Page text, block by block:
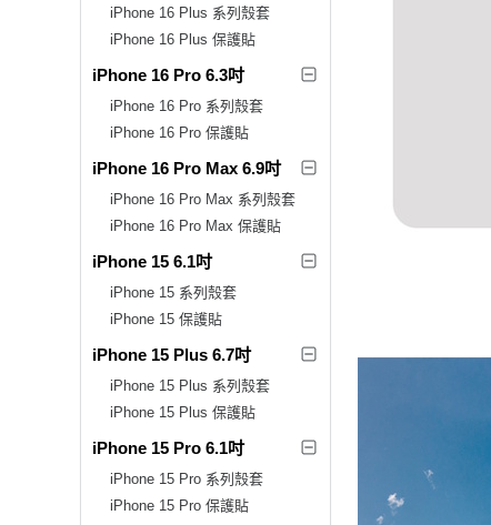
iPhone 16 Plus 系列殼套
iPhone 16 Plus 保護貼
iPhone 16 Pro 6.3吋
iPhone 16 Pro 系列殼套
iPhone 16 Pro 保護貼
iPhone 16 Pro Max 6.9吋
iPhone 16 Pro Max 系列殼套
iPhone 16 Pro Max 保護貼
iPhone 15 6.1吋
iPhone 15 系列殼套
iPhone 15 保護貼
iPhone 15 Plus 6.7吋
iPhone 15 Plus 系列殼套
iPhone 15 Plus 保護貼
iPhone 15 Pro 6.1吋
iPhone 15 Pro 系列殼套
iPhone 15 Pro 保護貼